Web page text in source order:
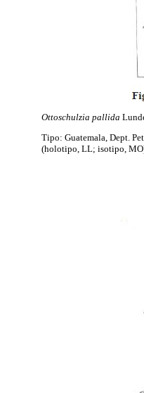
Ottoschulzia pallida
Tipo: Guatemala, Dept.
(holotipo, LL; isotipo,